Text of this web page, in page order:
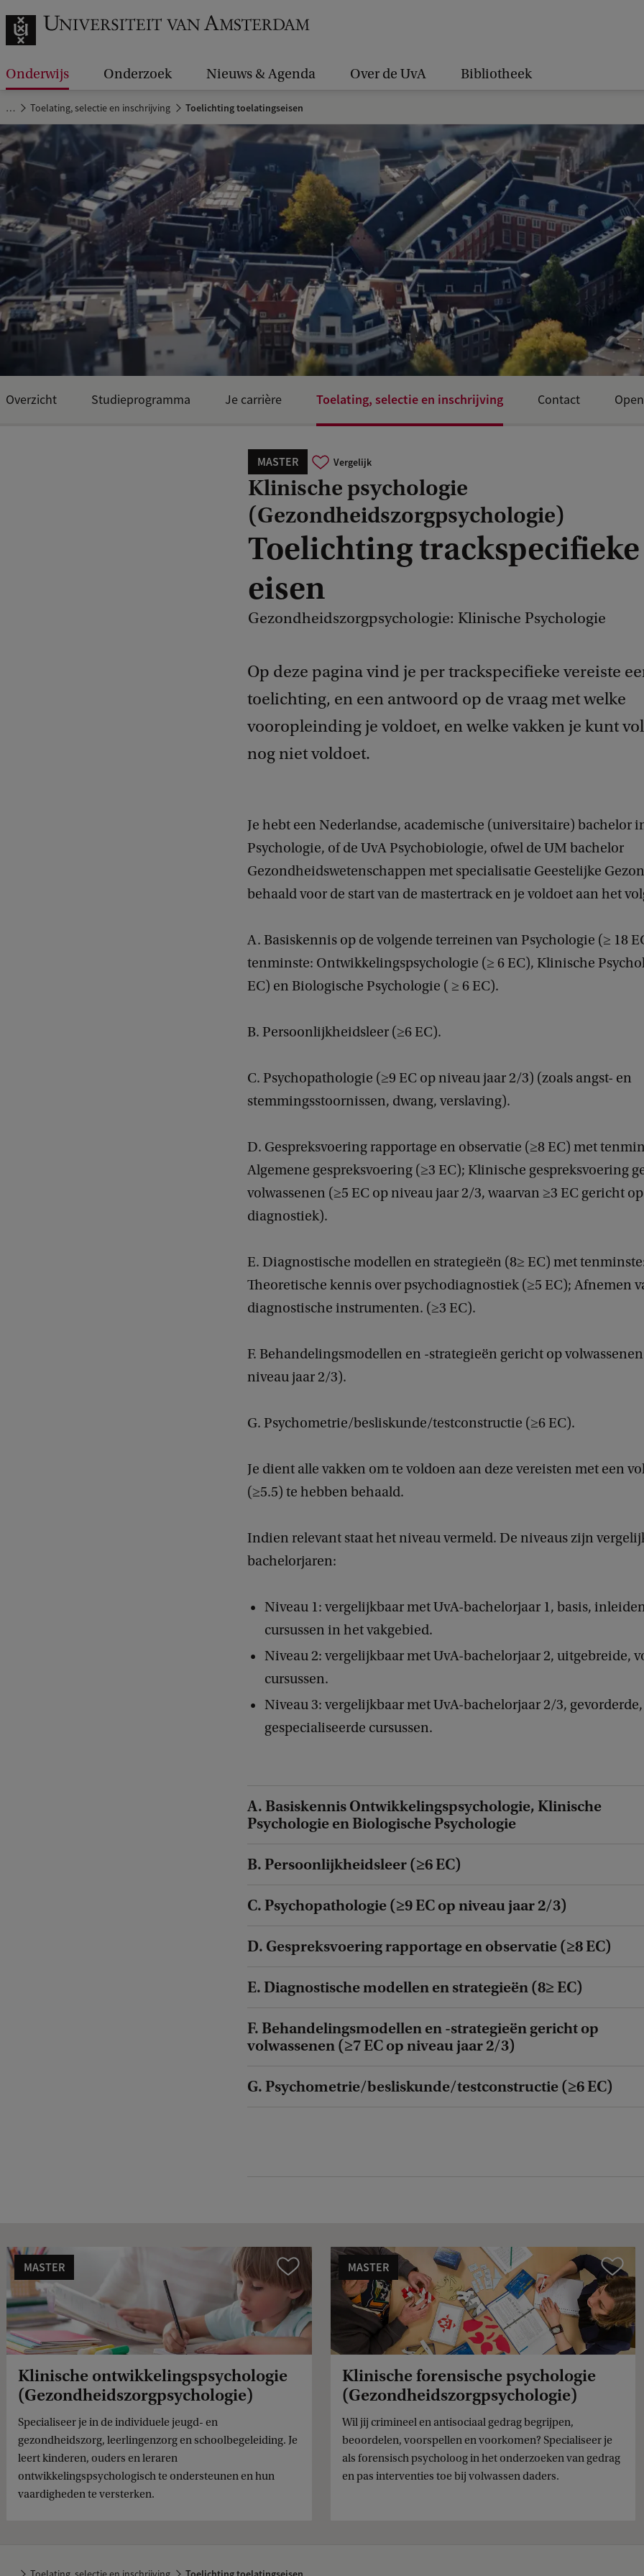
Onderwijs Onderzoek Nieuws & Agenda Over de UvA Bibliotheek
… Toelating, selectie en inschrijving Toelichting toelatingseisen
MASTER Vergelijk
Klinische psychologie
(Gezondheidszorgpsychologie)
Toelichting trackspecifieke
eisen
Gezondheidszorgpsychologie: Klinische Psychologie
Op deze pagina vind je per trackspecifieke vereiste
toelichting, en een antwoord op de vraag met welke
vooropleinding je voldoet, en welke vakken je kunt
nog niet voldoet.
Overzicht Studieprogramma Je carrière Toelating, selectie en inschrijving Contact
Je hebt een Nederlandse, academische (universitaire) bachelor
Psychologie, of de UvA Psychobiologie, ofwel de UM bachelor
Gezondheidswetenschappen met specialisatie Geestelijke
behaald voor de start van de mastertrack en je voldoet aan het
A. Basiskennis op de volgende terreinen van Psychologie (≥ 18
tenminste: Ontwikkelingspsychologie (≥ 6 EC), Klinische
EC) en Biologische Psychologie ( ≥ 6 EC).
B. Persoonlijkheidsleer (≥6 EC).
C. Psychopathologie (≥9 EC op niveau jaar 2/3) (zoals angst- en
stemmingsstoornissen, dwang, verslaving).
D. Gespreksvoering rapportage en observatie (≥8 EC) met
Algemene gespreksvoering (≥3 EC); Klinische gespreksvoering
volwassenen (≥5 EC op niveau jaar 2/3, waarvan ≥3 EC gericht op
diagnostiek).
E. Diagnostische modellen en strategieën (8≥ EC) met
Theoretische kennis over psychodiagnostiek (≥5 EC); Afnemen
diagnostische instrumenten. (≥3 EC).
F. Behandelingsmodellen en -strategieën gericht op
niveau jaar 2/3).
G. Psychometrie/besliskunde/testconstructie (≥6 EC).
Je dient alle vakken om te voldoen aan deze vereisten met een
(≥5.5) te hebben behaald.
Indien relevant staat het niveau vermeld. De niveaus zijn
bachelorjaren:
Niveau 1: vergelijkbaar met UvA-bachelorjaar 1, basis,
cursussen in het vakgebied.
Niveau 2: vergelijkbaar met UvA-bachelorjaar 2, uitgebreide,
cursussen.
Niveau 3: vergelijkbaar met UvA-bachelorjaar 2/3,
gespecialiseerde cursussen.
A. Basiskennis Ontwikkelingspsychologie, Klinische
Psychologie en Biologische Psychologie
B. Persoonlijkheidsleer (≥6 EC)
C. Psychopathologie (≥9 EC op niveau jaar 2/3)
D. Gespreksvoering rapportage en observatie (≥8 EC)
E. Diagnostische modellen en strategieën (8≥ EC)
F. Behandelingsmodellen en -strategieën gericht op
volwassenen (≥7 EC op niveau jaar 2/3)
G. Psychometrie/besliskunde/testconstructie (≥6 EC)
Vergelijk
MASTER
Klinische ontwikkelingspsychologie
(Gezondheidszorgpsychologie)
Specialiseer je in de individuele jeugd- en
gezondheidszorg, leerlingenzorg en schoolbegeleiding. Je
leert kinderen, ouders en leraren
ontwikkelingspsychologisch te ondersteunen en hun
vaardigheden te versterken.
Vergelijk
MASTER
Klinische forensische psychologie
(Gezondheidszorgpsychologie)
Wil jij crimineel en antisociaal gedrag begrijpen,
beoordelen, voorspellen en voorkomen? Specialiseer je
als forensisch psycholoog in het onderzoeken van gedrag
en pas interventies toe bij volwassen daders.